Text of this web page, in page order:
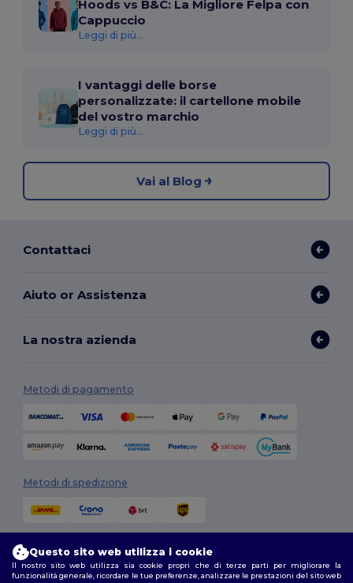
Hoods vs B&C: La Migliore Felpa con
Cappuccio
Leggi di più...
I vantaggi delle borse
personalizzate: il cartellone mobile
del vostro marchio
Leggi di più...
Vai al Blog
Contattaci
Aiuto or Assistenza
La nostra azienda
Metodi di pagamento
Metodi di spedizione
Questo sito web utilizza i cookie
Il nostro sito web utilizza sia cookie propri che di terze parti per migliorare la
funzionalità generale, ricordare le tue preferenze, analizzare le prestazioni del sito web